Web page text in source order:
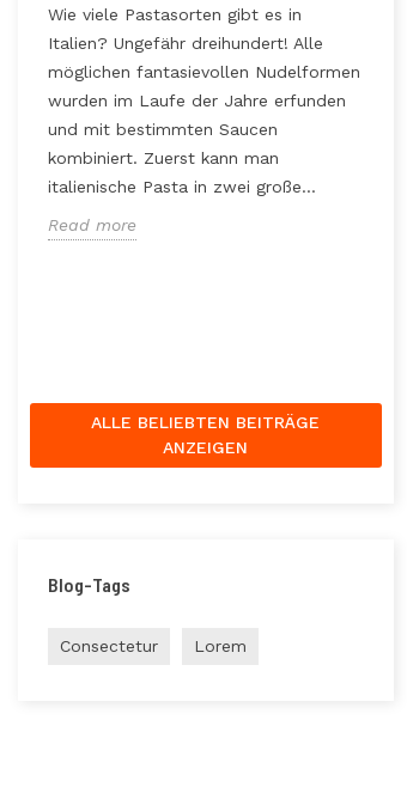
Wie viele Pastasorten gibt es in
Italien? Ungefähr dreihundert! Alle
möglichen fantasievollen Nudelformen
wurden im Laufe der Jahre erfunden
und mit bestimmten Saucen
kombiniert. Zuerst kann man
italienische Pasta in zwei große...
Read more
ALLE BELIEBTEN BEITRÄGE
ANZEIGEN
Blog-Tags
Consectetur Lorem